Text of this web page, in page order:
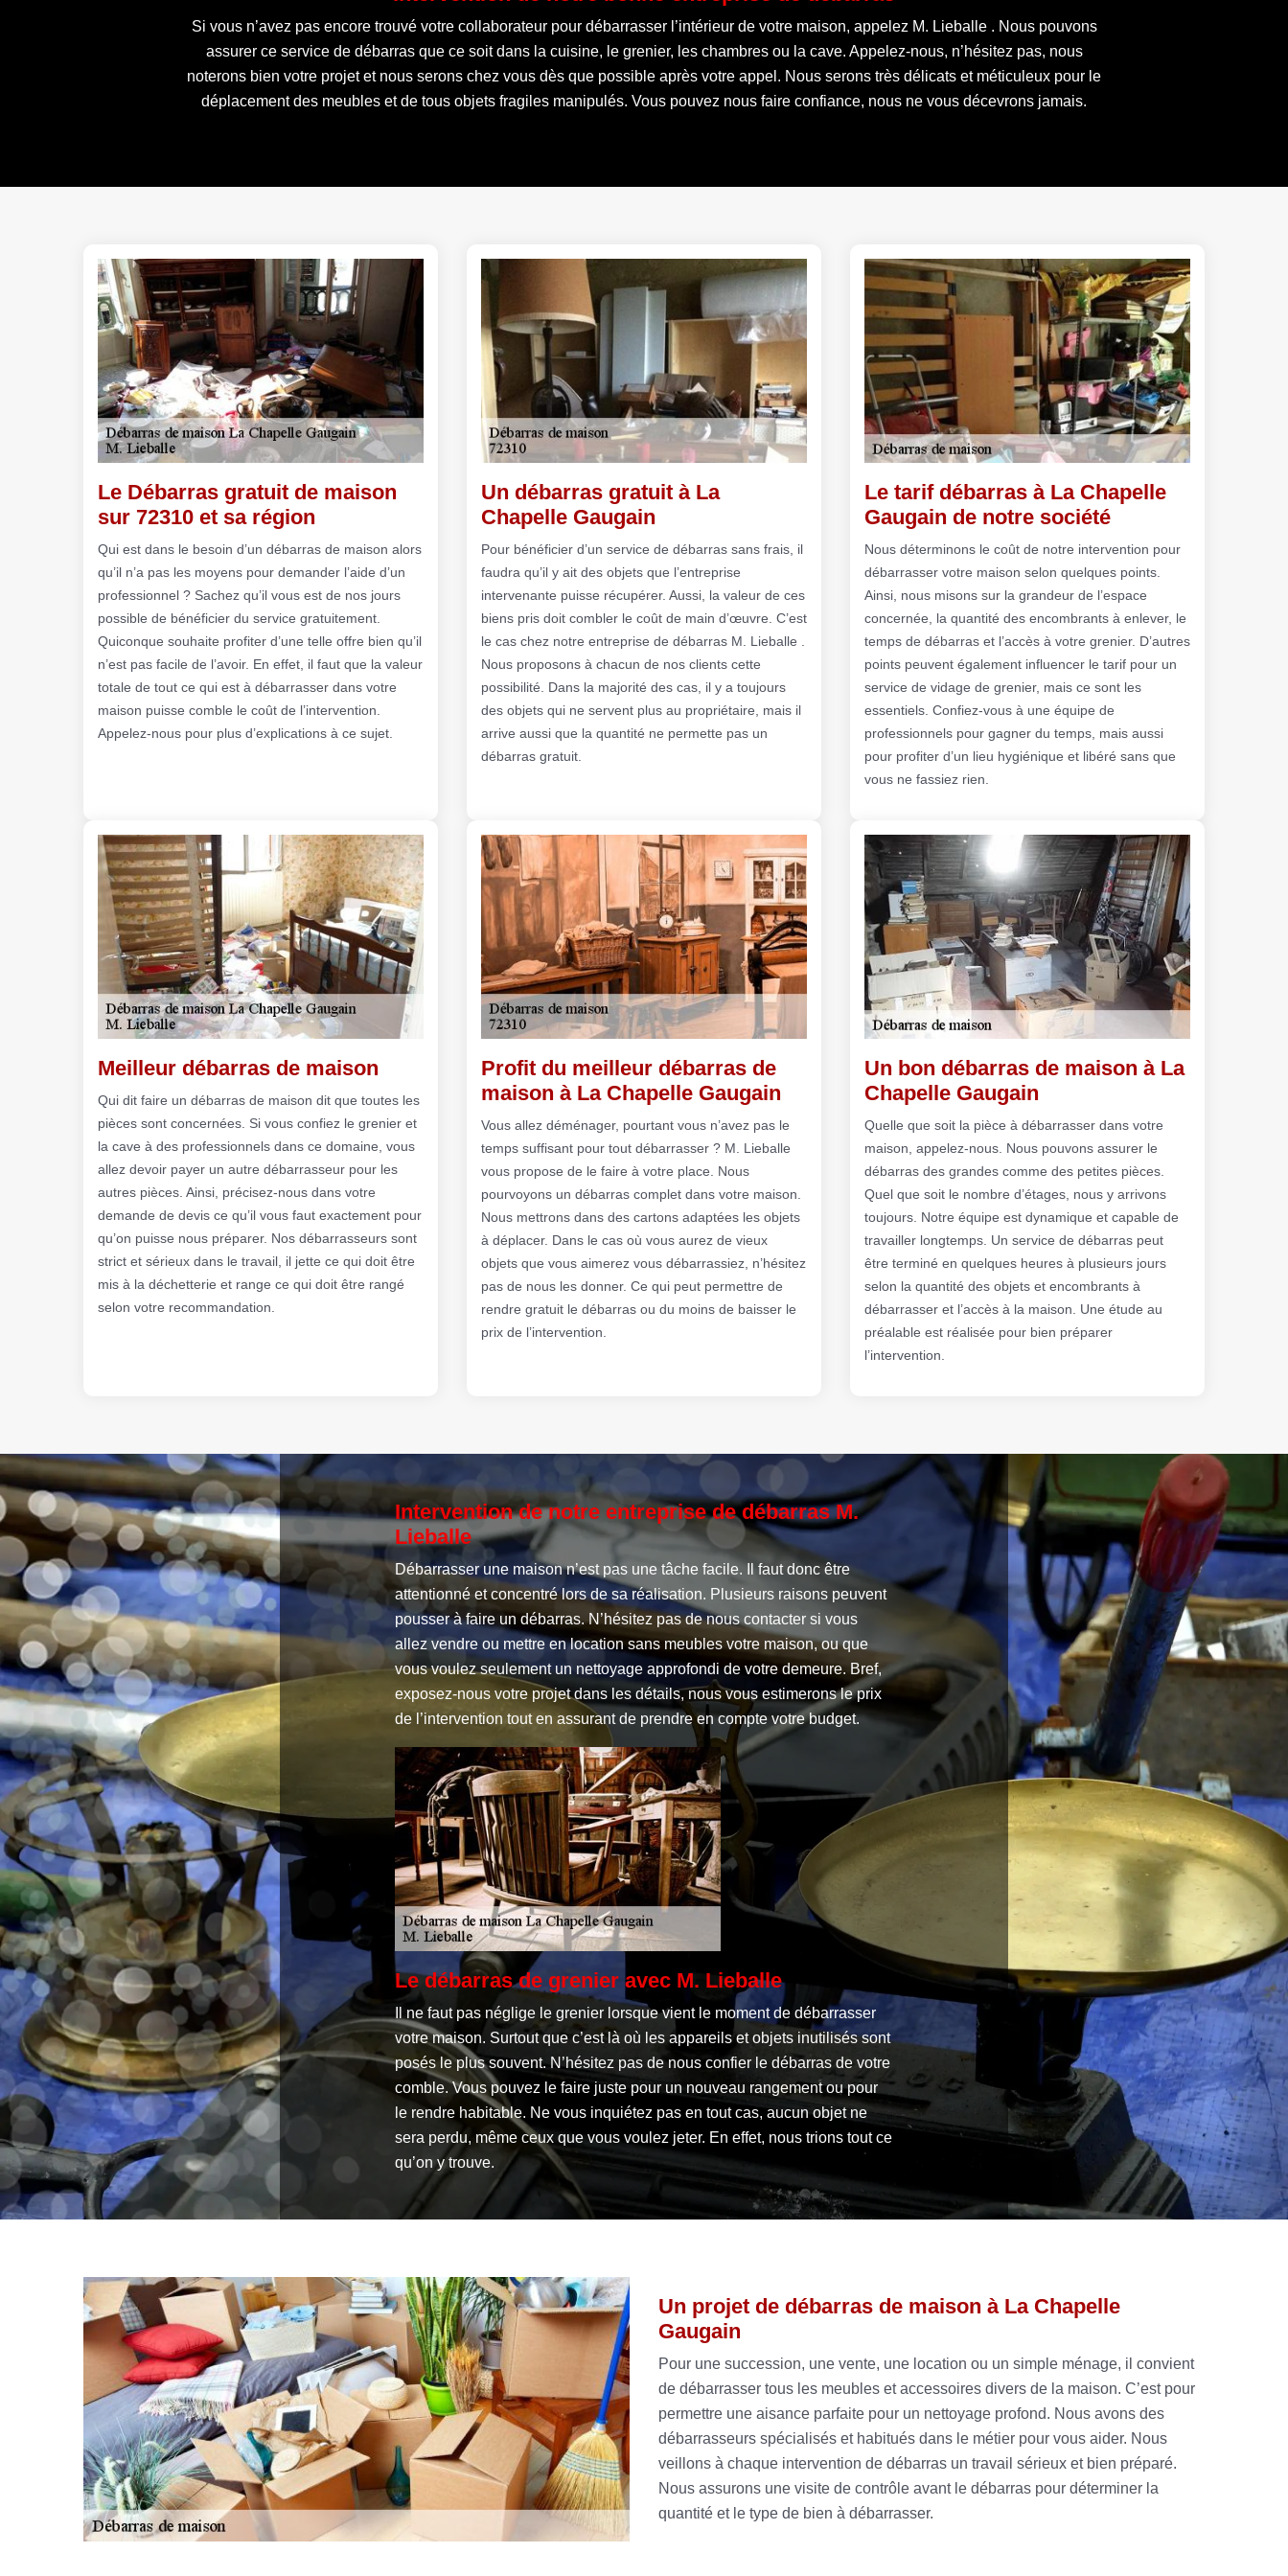
Si vous n’avez pas encore trouvé votre collaborateur pour débarrasser l’intérieur de votre maison, appelez M. Lieballe . Nous pouvons
assurer ce service de débarras que ce soit dans la cuisine, le grenier, les chambres ou la cave. Appelez-nous, n’hésitez pas, nous
noterons bien votre projet et nous serons chez vous dès que possible après votre appel. Nous serons très délicats et méticuleux pour le
déplacement des meubles et de tous objets fragiles manipulés. Vous pouvez nous faire confiance, nous ne vous décevrons jamais.
Le Débarras gratuit de maison
sur 72310 et sa région
Qui est dans le besoin d’un débarras de maison alors
qu’il n’a pas les moyens pour demander l’aide d’un
professionnel ? Sachez qu’il vous est de nos jours
possible de bénéficier du service gratuitement.
Quiconque souhaite profiter d’une telle offre bien qu’il
n’est pas facile de l’avoir. En effet, il faut que la valeur
totale de tout ce qui est à débarrasser dans votre
maison puisse comble le coût de l’intervention.
Appelez-nous pour plus d’explications à ce sujet.
Un débarras gratuit à La
Chapelle Gaugain
Pour bénéficier d’un service de débarras sans frais, il
faudra qu’il y ait des objets que l’entreprise
intervenante puisse récupérer. Aussi, la valeur de ces
biens pris doit combler le coût de main d’œuvre. C’est
le cas chez notre entreprise de débarras M. Lieballe .
Nous proposons à chacun de nos clients cette
possibilité. Dans la majorité des cas, il y a toujours
des objets qui ne servent plus au propriétaire, mais il
arrive aussi que la quantité ne permette pas un
débarras gratuit.
Le tarif débarras à La Chapelle
Gaugain de notre société
Nous déterminons le coût de notre intervention pour
débarrasser votre maison selon quelques points.
Ainsi, nous misons sur la grandeur de l’espace
concernée, la quantité des encombrants à enlever, le
temps de débarras et l’accès à votre grenier. D’autres
points peuvent également influencer le tarif pour un
service de vidage de grenier, mais ce sont les
essentiels. Confiez-vous à une équipe de
professionnels pour gagner du temps, mais aussi
pour profiter d’un lieu hygiénique et libéré sans que
vous ne fassiez rien.
Meilleur débarras de maison
Qui dit faire un débarras de maison dit que toutes les
pièces sont concernées. Si vous confiez le grenier et
la cave à des professionnels dans ce domaine, vous
allez devoir payer un autre débarrasseur pour les
autres pièces. Ainsi, précisez-nous dans votre
demande de devis ce qu’il vous faut exactement pour
qu’on puisse nous préparer. Nos débarrasseurs sont
strict et sérieux dans le travail, il jette ce qui doit être
mis à la déchetterie et range ce qui doit être rangé
selon votre recommandation.
Profit du meilleur débarras de
maison à La Chapelle Gaugain
Vous allez déménager, pourtant vous n’avez pas le
temps suffisant pour tout débarrasser ? M. Lieballe
vous propose de le faire à votre place. Nous
pourvoyons un débarras complet dans votre maison.
Nous mettrons dans des cartons adaptées les objets
à déplacer. Dans le cas où vous aurez de vieux
objets que vous aimerez vous débarrassiez, n’hésitez
pas de nous les donner. Ce qui peut permettre de
rendre gratuit le débarras ou du moins de baisser le
prix de l’intervention.
Un bon débarras de maison à La
Chapelle Gaugain
Quelle que soit la pièce à débarrasser dans votre
maison, appelez-nous. Nous pouvons assurer le
débarras des grandes comme des petites pièces.
Quel que soit le nombre d’étages, nous y arrivons
toujours. Notre équipe est dynamique et capable de
travailler longtemps. Un service de débarras peut
être terminé en quelques heures à plusieurs jours
selon la quantité des objets et encombrants à
débarrasser et l’accès à la maison. Une étude au
préalable est réalisée pour bien préparer
l’intervention.
Intervention de notre entreprise de débarras M.
Lieballe
Débarrasser une maison n’est pas une tâche facile. Il faut donc être
attentionné et concentré lors de sa réalisation. Plusieurs raisons peuvent
pousser à faire un débarras. N’hésitez pas de nous contacter si vous
allez vendre ou mettre en location sans meubles votre maison, ou que
vous voulez seulement un nettoyage approfondi de votre demeure. Bref,
exposez-nous votre projet dans les détails, nous vous estimerons le prix
de l’intervention tout en assurant de prendre en compte votre budget.
Le débarras de grenier avec M. Lieballe
Il ne faut pas néglige le grenier lorsque vient le moment de débarrasser
votre maison. Surtout que c’est là où les appareils et objets inutilisés sont
posés le plus souvent. N’hésitez pas de nous confier le débarras de votre
comble. Vous pouvez le faire juste pour un nouveau rangement ou pour
le rendre habitable. Ne vous inquiétez pas en tout cas, aucun objet ne
sera perdu, même ceux que vous voulez jeter. En effet, nous trions tout ce
qu’on y trouve.
Un projet de débarras de maison à La Chapelle
Gaugain
Pour une succession, une vente, une location ou un simple ménage, il convient
de débarrasser tous les meubles et accessoires divers de la maison. C’est pour
permettre une aisance parfaite pour un nettoyage profond. Nous avons des
débarrasseurs spécialisés et habitués dans le métier pour vous aider. Nous
veillons à chaque intervention de débarras un travail sérieux et bien préparé.
Nous assurons une visite de contrôle avant le débarras pour déterminer la
quantité et le type de bien à débarrasser.